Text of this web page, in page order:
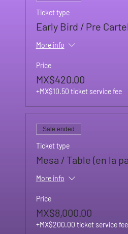
Ticket type
Early Bird / Pre Cartel
More info
Price
MX$420.00
+MX$10.50 ticket service fee
Sale ended
Ticket type
Mesa / Table (en la
More info
Price
MX$8,000.00
+MX$200.00 ticket service fee